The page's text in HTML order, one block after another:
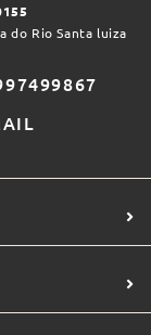
do Rio Santa luiza